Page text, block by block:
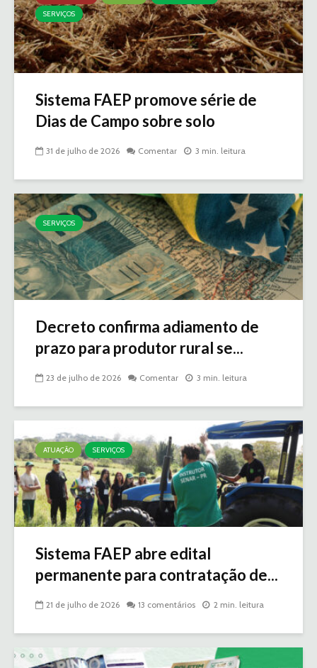
SERVIÇOS
Sistema FAEP promove série de
Dias de Campo sobre solo
31 de julho de 2026 Comentar 3 min. leitura
SERVIÇOS
Decreto confirma adiamento de
prazo para produtor rural se...
23 de julho de 2026 Comentar 3 min. leitura
ATUAÇÃO SERVIÇOS
Sistema FAEP abre edital
permanente para contratação de...
21 de julho de 2026 13 comentários 2 min. leitura